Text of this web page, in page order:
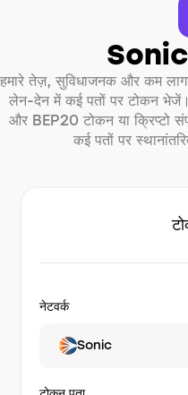
Sonic
हमारे तेज़, सुविधाजनक और कम
लेन-देन में कई पतों पर टोकन भेजें।
और BEP20 टोकन या क्रिप्टो
कई पतों पर
नेटवर्क
Sonic